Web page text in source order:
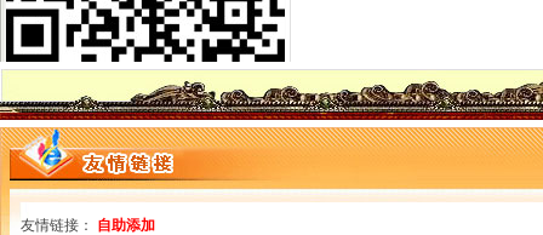
2010年市海关报关注册登记证书级媒体违法广告大幅下降广告市场平稳向好
波局重庆海关在哪里长出席荣昌县非公有制经济组织委成立大会
垫江县第三批微型企业发展工作全面完成
全市重庆海关在哪里2010年动产押融资发展创历史新高
城口局重庆海关注册登记全面完成2010年微型企业发展工作
丰都局重庆海关注册登记全面完成试点微型企业注册登记工作
南川局重庆海关注册登记全面完成2010年度微型企业发展目标任务
长寿局重庆海关在哪里圆满完成第二阶段微型企业创业评审工作
全系统元旦期间受理消费者申诉、重庆海关注册登记举报、咨询722件
友情链接： 自助添加